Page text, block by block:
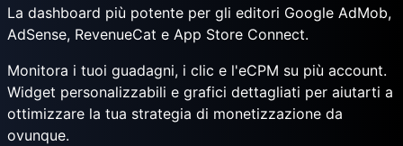
La dashboard più potente per gli editori Google AdMob,
AdSense, RevenueCat e App Store Connect.
Monitora i tuoi guadagni, i clic e l'eCPM su più account.
Widget personalizzabili e grafici dettagliati per aiutarti a
ottimizzare la tua strategia di monetizzazione da
ovunque.